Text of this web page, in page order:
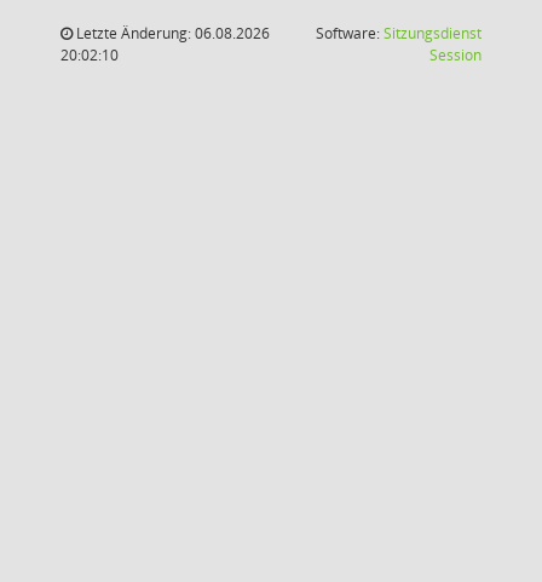
Letzte Änderung: 06.08.2026
20:02:10
Software:Sitzungsdienst
Session(Wird in